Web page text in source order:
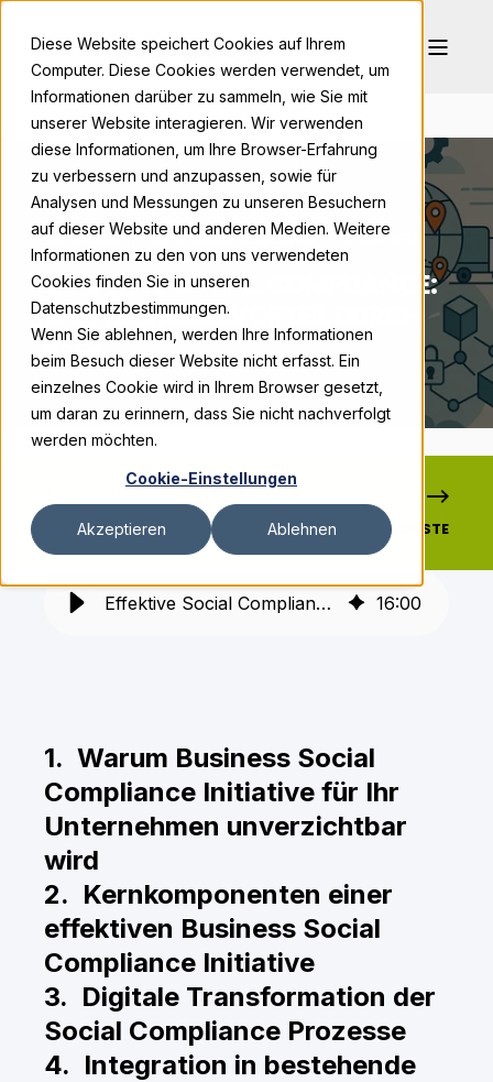
Diese Website speichert Cookies auf Ihrem
Computer. Diese Cookies werden verwendet, um
Informationen darüber zu sammeln, wie Sie mit
unserer Website interagieren. Wir verwenden
diese Informationen, um Ihre Browser-Erfahrung
zu verbessern und anzupassen, sowie für
Analysen und Messungen zu unseren Besuchern
auf dieser Website und anderen Medien. Weitere
Informationen zu den von uns verwendeten
Cookies finden Sie in unseren
Datenschutzbestimmungen.
Wenn Sie ablehnen, werden Ihre Informationen
beim Besuch dieser Website nicht erfasst. Ein
einzelnes Cookie wird in Ihrem Browser gesetzt,
um daran zu erinnern, dass Sie nicht nachverfolgt
werden möchten.
Cookie-Einstellungen
Akzeptieren Ablehnen
BONPAGO SEP 8, 2025, 2:36:36 PM 8 MIN READ
EFFEKTIVE SOCIAL COMPLIANCE:
WETTBEWERBSVORTEIL DURCH
BSCI
VORHERIGE NÄCHSTE
Effektive Social Compliance: Wettbewerbsvorteil durch BSCI 16:00
1. Warum Business Social
Compliance Initiative für Ihr
Unternehmen unverzichtbar
wird
2. Kernkomponenten einer
effektiven Business Social
Compliance Initiative
3. Digitale Transformation der
Social Compliance Prozesse
4. Integration in bestehende